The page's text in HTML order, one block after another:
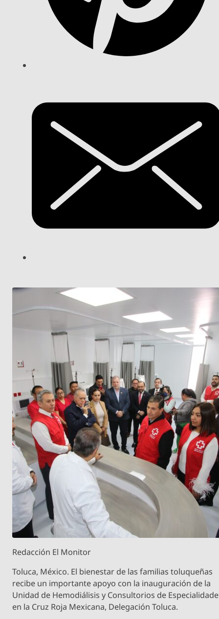
Redacción El Monitor
Toluca, México. El bienestar de las familias toluqueñas
recibe un importante apoyo con la inauguración de la
Unidad de Hemodiálisis y Consultorios de
en la Cruz Roja Mexicana, Delegación Toluca.